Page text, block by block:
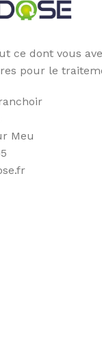
ce dont vous
pour le
Meu